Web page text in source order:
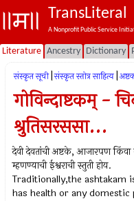
TransLiteral
A Nonprofit Public Service
Literature Ancestry Dictionary
संस्कृत सूची संस्कृत स्तोत्र साहित्य
गोविन्दाष्टकम् -
श्रुतिसरससा...
देवी देवतांची अष्टके, आजारपण किंवा
म्हणण्याची ईश्वराची स्तुती होय.
Traditionally,the ashtakam
has health or any domestic